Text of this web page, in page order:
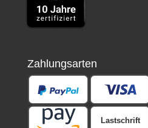
Zahlungsarten
Lastschrift